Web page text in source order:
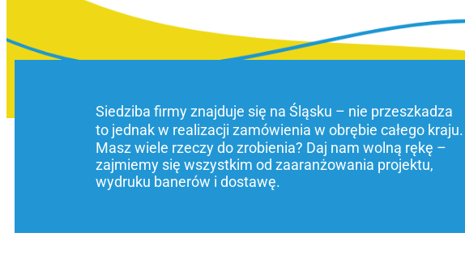
Siedziba firmy znajduje się na Śląsku – nie przeszkadza
to jednak w realizacji zamówienia w obrębie całego kraju.
Masz wiele rzeczy do zrobienia? Daj nam wolną rękę –
zajmiemy się wszystkim od zaaranżowania projektu,
wydruku banerów i dostawę.